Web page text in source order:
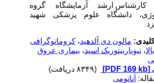
کارشناس ارشد آزمایشگاه گروه
دانشگاه علوم پزشکی شهید
مالون دی آلدهید،کروماتوگرافی
،تیوباربیتوریک اسید،بیماری عروق
آناتومی